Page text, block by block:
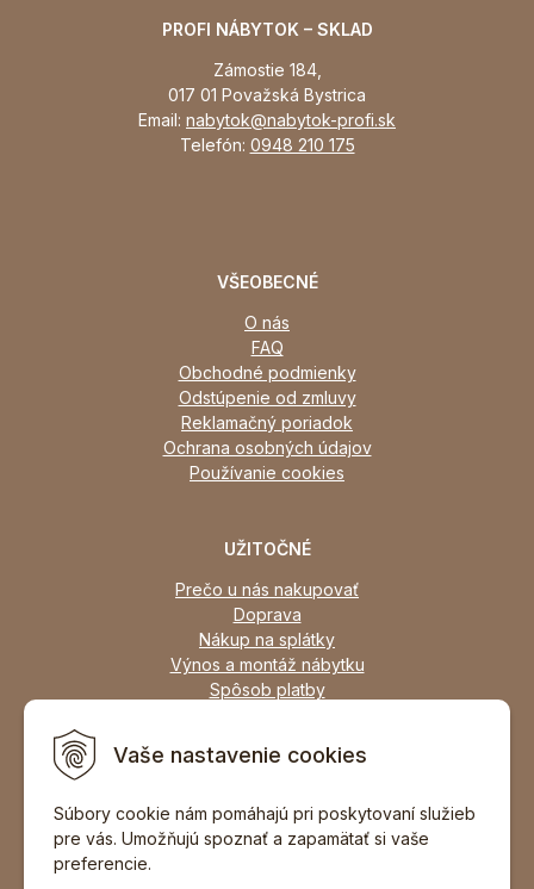
Vaše nastavenie cookies
Súbory cookie nám pomáhajú pri poskytovaní služieb
pre vás. Umožňujú spoznať a zapamätať si vaše
preferencie.
PROFI NÁBYTOK – SKLAD
Zámostie 184,
017 01 Považská Bystrica
Email: nabytok@nabytok-profi.sk
Telefón: 0948 210 175
VŠEOBECNÉ
O nás
FAQ
Obchodné podmienky
Odstúpenie od zmluvy
Reklamačný poriadok
Ochrana osobných údajov
Používanie cookies
UŽITOČNÉ
Prečo u nás nakupovať
Doprava
Nákup na splátky
Výnos a montáž nábytku
Spôsob platby
Zariadime všetky typy interiérov
DOPORUČIŤ ZNÁMEMU